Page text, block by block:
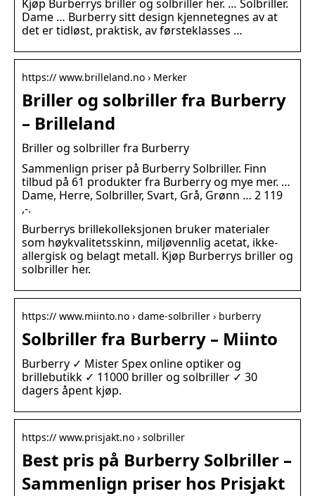
Kjøp Burberrys briller og solbriller her. … Solbriller.
Dame … Burberry sitt design kjennetegnes av at
det er tidløst, praktisk, av førsteklasses …
https:// www.brilleland.no › Merker
Briller og solbriller fra Burberry
– Brilleland
Briller og solbriller fra Burberry
Sammenlign priser på Burberry Solbriller. Finn
tilbud på 61 produkter fra Burberry og mye mer. …
Dame, Herre, Solbriller, Svart, Grå, Grønn … 2 119
,-.
Burberrys brillekolleksjonen bruker materialer
som høykvalitetsskinn, miljøvennlig acetat, ikke-
allergisk og belagt metall. Kjøp Burberrys briller og
solbriller her.
https:// www.miinto.no › dame-solbriller › burberry
Solbriller fra Burberry – Miinto
Burberry ✓ Mister Spex online optiker og
brillebutikk ✓ 11000 briller og solbriller ✓ 30
dagers åpent kjøp.
https:// www.prisjakt.no › solbriller
Best pris på Burberry Solbriller –
Sammenlign priser hos Prisjakt